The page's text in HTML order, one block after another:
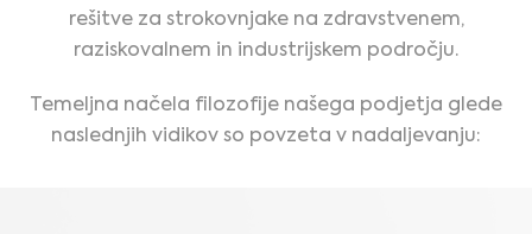
rešitve za strokovnjake na zdravstvenem,
raziskovalnem in industrijskem področju.
Temeljna načela filozofije našega podjetja glede
naslednjih vidikov so povzeta v nadaljevanju: